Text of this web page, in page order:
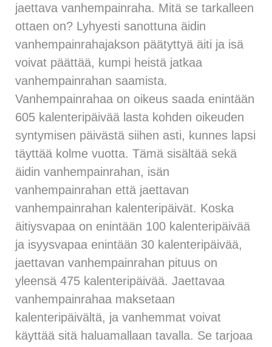
jaettava vanhempainraha. Mitä se tarkalleen
ottaen on? Lyhyesti sanottuna äidin
vanhempainrahajakson päätyttyä äiti ja isä
voivat päättää, kumpi heistä jatkaa
vanhempainrahan saamista.
Vanhempainrahaa on oikeus saada enintään
605 kalenteripäivää lasta kohden oikeuden
syntymisen päivästä siihen asti, kunnes lapsi
täyttää kolme vuotta. Tämä sisältää sekä
äidin vanhempainrahan, isän
vanhempainrahan että jaettavan
vanhempainrahan kalenteripäivät. Koska
äitiysvapaa on enintään 100 kalenteripäivää
ja isyysvapaa enintään 30 kalenteripäivää,
jaettavan vanhempainrahan pituus on
yleensä 475 kalenteripäivää. Jaettavaa
vanhempainrahaa maksetaan
kalenteripäivältä, ja vanhemmat voivat
käyttää sitä haluamallaan tavalla. Se tarjoaa